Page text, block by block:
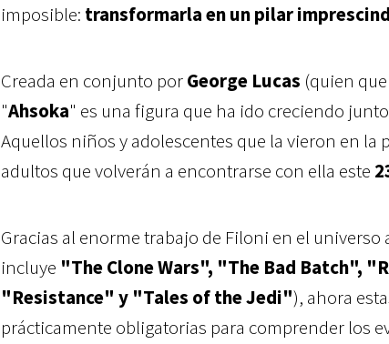
imposible: transformarla en un pilar
Creada en conjunto porGeorge Lucas (quien
"Ahsoka" es una figura que ha ido creciendo
Aquellos niños y adolescentes que la vieron en la
adultos que volverán a encontrarse con ella este
Gracias al enorme trabajo de Filoni en el universo
incluye "The Clone Wars", "The Bad Batch",
"Resistance" y "Tales of the Jedi"), ahora
prácticamente obligatorias para comprender los